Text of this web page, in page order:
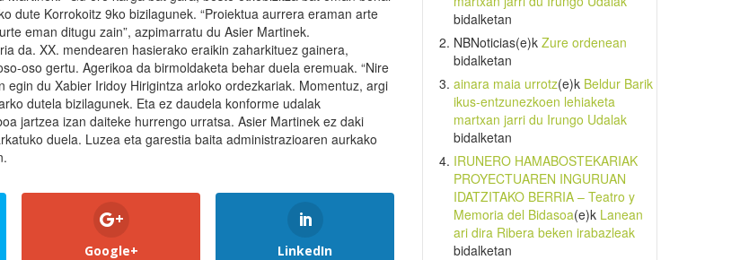
dute Korrokoitz 9ko bizilagunek. “Proiektua aurrera eraman arte
eman ditugu zain”, azpimarratu du Asier Martinek.
da. XX. mendearen hasierako eraikin zaharkituez gainera,
oso gertu. Agerikoa da birmoldaketa behar duela eremuak. “Nire
du Xabier Iridoy Hirigintza arloko ordezkariak. Momentuz, argi
dutela bizilagunek. Eta ez daudela konforme udalak
jartzea izan daiteke hurrengo urratsa. Asier Martinek ez daki
duela. Luzea eta garestia baita administrazioaren aurkako
Google+ LinkedIn
bidalketan
NBNoticias(e)k Zure ordenean
bidalketan
ainara maia urrotz(e)k Beldur Barik
ikus-entzunezkoen lehiaketa
martxan jarri du Irungo Udalak
bidalketan
IRUNERO HAMABOSTEKARIAK
PROYECTUAREN INGURUAN
IDATZITAKO BERRIA – Teatro y
Memoria del Bidasoa(e)k Lanean
ari dira Ribera beken irabazleak
bidalketan